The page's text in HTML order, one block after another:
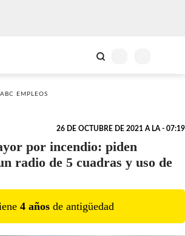
ABC EMPLEOS
26 DE OCTUBRE DE 2021 A LA - 07:19
por incendio: piden
radio de 5 cuadras y uso de
4 años de antigüedad